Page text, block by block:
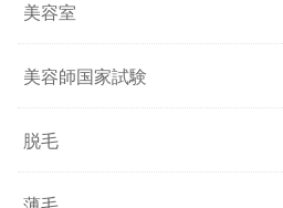
美容室
美容師国家試験
脱毛